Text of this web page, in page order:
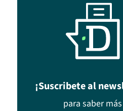
¡Suscribete al
para saber más